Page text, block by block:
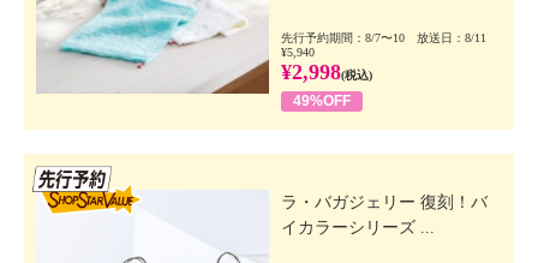
先行予約期間：8/7〜10 放送日：8/11
¥5,940
¥2,998(税込)
49%OFF
ラ・バガジェリー 復刻！バ
イカラーシリーズ ...